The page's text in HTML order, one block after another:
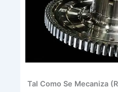
Tal Como Se Mecaniza